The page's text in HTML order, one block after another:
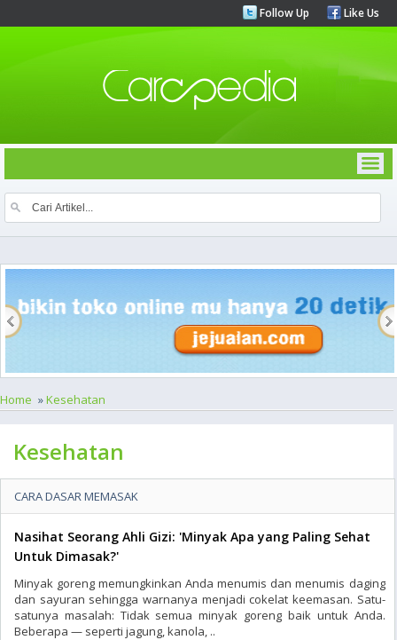
Follow Up Like Us
Home »Kesehatan
Kesehatan
CARA DASAR MEMASAK
Nasihat Seorang Ahli Gizi: 'Minyak Apa yang Paling Sehat
Untuk Dimasak?'
Minyak goreng memungkinkan Anda menumis dan menumis daging
dan sayuran sehingga warnanya menjadi cokelat keemasan. Satu-
satunya masalah: Tidak semua minyak goreng baik untuk Anda.
Beberapa — seperti jagung, kanola, ..